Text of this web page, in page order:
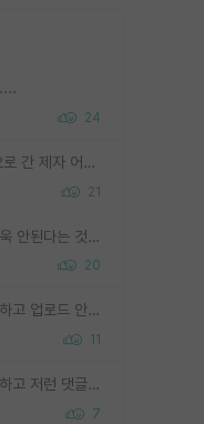
24
연 끊으세요...어차피 기업으로 간 제자 어떻게 못합니다. 기업에서는 교수들 사기꾼으로 보는 시선도 강하고, 앞에서나 교수님하고 떠받들어주지 많이 무시합니다. 영향력도 0에 수렴합니다. 그리고 생각해보십시오. 석사로 기업간 제자가 무슨 힘이 있다고 과제를 달라고 합니까? 말만 교수지 무능력자라고 생각합니다. 세금이 아깝습니다.
21
그런 곳에 석사를 가면 더더욱 안된다는 것을 깨달으시면 된겁니다!
20
그냥 랩실 홈페이지 관리 안하고 업로드 안한거 아님?
11
댓글들 ㅋㅋㅋ 주제 파악 못하고 저런 댓글들을 쓰네. 조직에 인간이 얼마나 중요한데 걱정될 수도 있지 ㅋㅋ 본인들은 퍽이나 잘하나봐 ? 현실은 남들한테 욕 안 먹는 1인분만 하는 것도 힘들텐데 ?
7